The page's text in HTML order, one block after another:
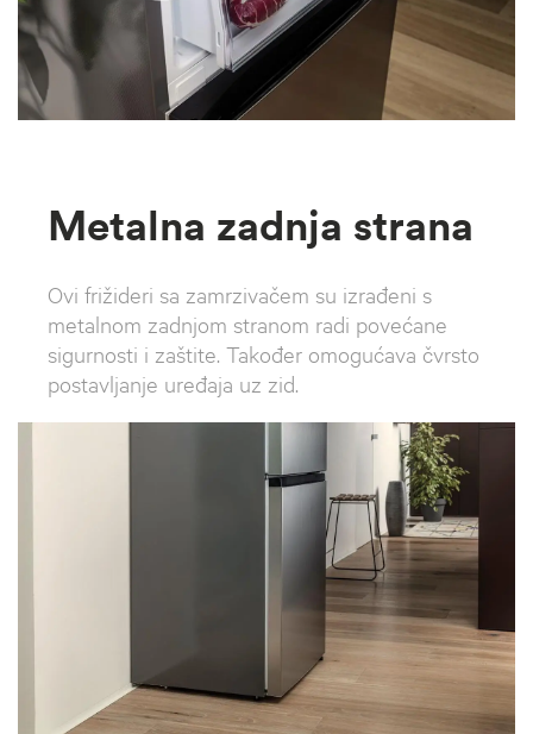
Metalna zadnja strana
Ovi frižideri sa zamrzivačem su izrađeni s
metalnom zadnjom stranom radi povećane
sigurnosti i zaštite. Također omogućava čvrsto
postavljanje uređaja uz zid.